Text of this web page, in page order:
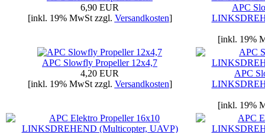
6,90 EUR
[inkl. 19% MwSt zzgl. Versandkosten]
APC
[inkl. 19%
APC Slowfly Propeller 12x4,7
4,20 EUR
[inkl. 19% MwSt zzgl. Versandkosten]
APC
[inkl. 19%